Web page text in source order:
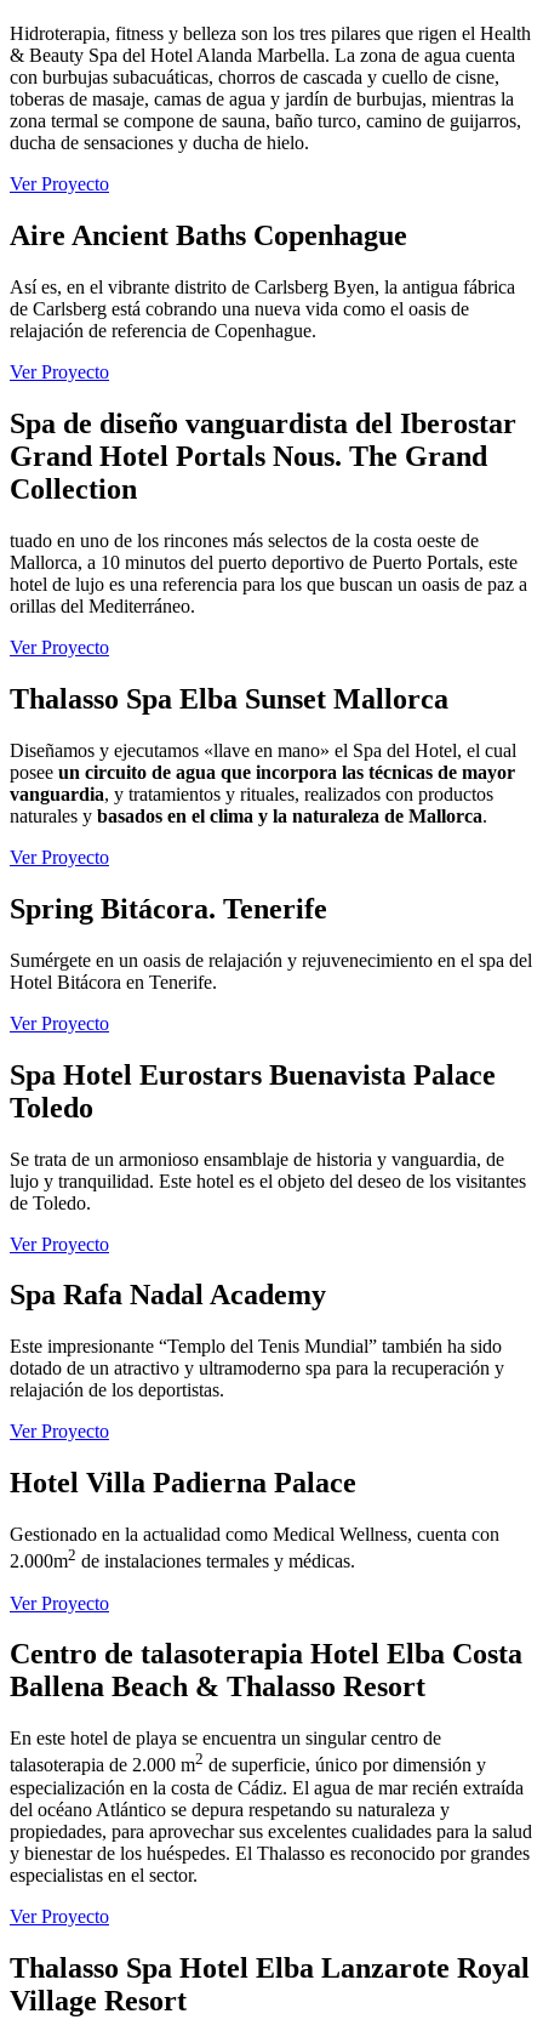
Hidroterapia, fitness y belleza son los tres pilares que rigen el Health
& Beauty Spa del Hotel Alanda Marbella. La zona de agua cuenta
con burbujas subacuáticas, chorros de cascada y cuello de cisne,
toberas de masaje, camas de agua y jardín de burbujas, mientras la
zona termal se compone de sauna, baño turco, camino de guijarros,
ducha de sensaciones y ducha de hielo.
Ver Proyecto
Aire Ancient Baths Copenhague
Así es, en el vibrante distrito de Carlsberg Byen, la antigua fábrica
de Carlsberg está cobrando una nueva vida como el oasis de
relajación de referencia de Copenhague.
Ver Proyecto
Spa de diseño vanguardista del Iberostar
Grand Hotel Portals Nous. The Grand
Collection
tuado en uno de los rincones más selectos de la costa oeste de
Mallorca, a 10 minutos del puerto deportivo de Puerto Portals, este
hotel de lujo es una referencia para los que buscan un oasis de paz a
orillas del Mediterráneo.
Ver Proyecto
Thalasso Spa Elba Sunset Mallorca
Diseñamos y ejecutamos «llave en mano» el Spa del Hotel, el cual
posee un circuito de agua que incorpora las técnicas de mayor
vanguardia, y tratamientos y rituales, realizados con productos
naturales y basados en el clima y la naturaleza de Mallorca.
Ver Proyecto
Spring Bitácora. Tenerife
Sumérgete en un oasis de relajación y rejuvenecimiento en el spa del
Hotel Bitácora en Tenerife.
Ver Proyecto
Spa Hotel Eurostars Buenavista Palace
Toledo
Se trata de un armonioso ensamblaje de historia y vanguardia, de
lujo y tranquilidad. Este hotel es el objeto del deseo de los visitantes
de Toledo.
Ver Proyecto
Spa Rafa Nadal Academy
Este impresionante “Templo del Tenis Mundial” también ha sido
dotado de un atractivo y ultramoderno spa para la recuperación y
relajación de los deportistas.
Ver Proyecto
Hotel Villa Padierna Palace
Gestionado en la actualidad como Medical Wellness, cuenta con
2.000m2 de instalaciones termales y médicas.
Ver Proyecto
Centro de talasoterapia Hotel Elba Costa
Ballena Beach & Thalasso Resort
En este hotel de playa se encuentra un singular centro de
talasoterapia de 2.000 m2 de superficie, único por dimensión y
especialización en la costa de Cádiz. El agua de mar recién extraída
del océano Atlántico se depura respetando su naturaleza y
propiedades, para aprovechar sus excelentes cualidades para la salud
y bienestar de los huéspedes. El Thalasso es reconocido por grandes
especialistas en el sector.
Ver Proyecto
Thalasso Spa Hotel Elba Lanzarote Royal
Village Resort